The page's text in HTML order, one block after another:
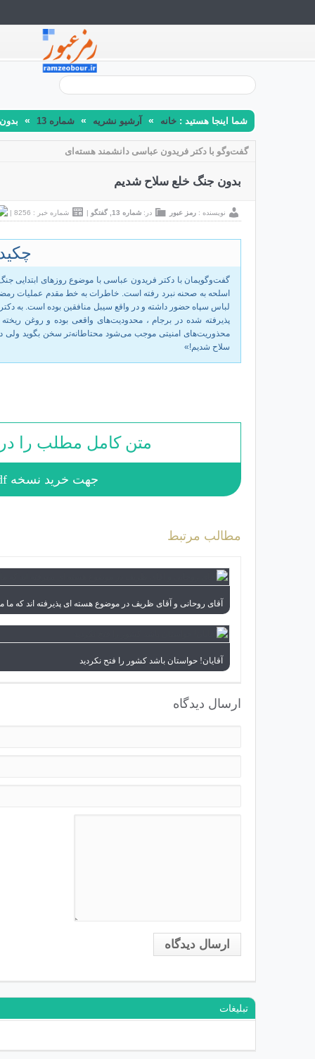
شما اینجا هستید : خانه » آرشیو نشریه » شماره 13 »
گفت‌وگو با دکتر فریدون عباسی دانشمند هسته‌ای
بدون جنگ خلع سلاح شدیم
نویسنده : رمز عبور در: شماره 13 گفتگو | شماره خبر : 8256 |
اسلحه به صحنه نبرد رفته است. خاطرات به خط مقدم عملیات
لباس سپاه حضور داشته و در واقع سیبل منافقین بوده است. به
پذیرفته شده در برجام ، محدودیت‌های واقعی بوده و روغن
محذوریت‌های امنیتی موجب می‌شود محتاطانه‌تر سخن بگوید
سلاح شدیم!»
متن کامل مطلب را در
جهت خرید نسخه pdf این شماره به
مطالب مرتبط
آقای روحانی و آقای ظریف در موضوع هسته ای پذیرفته اند که ما
آقایان! حواستان باشد کشور را فتح نکردید
ارسال دیدگاه
ارسال دیدگاه
تبلیغات